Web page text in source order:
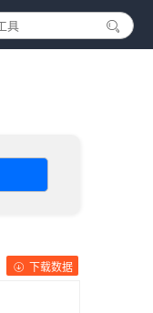
下载数据